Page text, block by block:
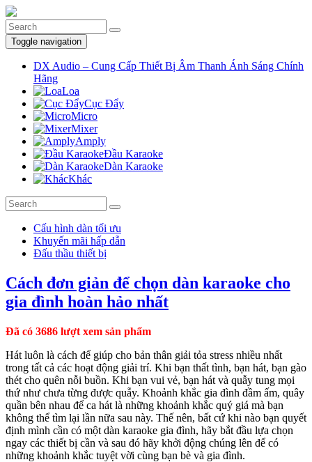
Toggle navigation
DX Audio – Cung Cấp Thiết Bị Âm Thanh Ánh Sáng Chính
Hãng
Loa
Cục Đẩy
Micro
Mixer
Amply
Đầu Karaoke
Dàn Karaoke
Khác
Cấu hình dàn tối ưu
Khuyến mãi hấp dẫn
Đấu thầu thiết bị
Cách đơn giản để chọn dàn karaoke cho
gia đình hoàn hảo nhất
Đã có 3686 lượt xem sản phẩm
Hát luôn là cách để giúp cho bản thân giải tỏa stress nhiều nhất
trong tất cả các hoạt động giải trí. Khi bạn thất tình, bạn hát, bạn gào
thét cho quên nỗi buồn. Khi bạn vui vẻ, bạn hát và quẫy tung mọi
thứ như chưa từng được quẫy. Khoảnh khắc gia đình đầm ấm, quây
quần bên nhau để ca hát là những khoảnh khắc quý giá mà bạn
không thể tìm lại lần nữa sau này. Thế nên, bất cứ khi nào bạn quyết
định mình cần có một dàn karaoke gia đình, hãy bắt đầu lựa chọn
ngay các thiết bị cần và sau đó hãy khởi động chúng lên để có
những khoảnh khắc tuyệt vời cùng bạn bè và gia đình.